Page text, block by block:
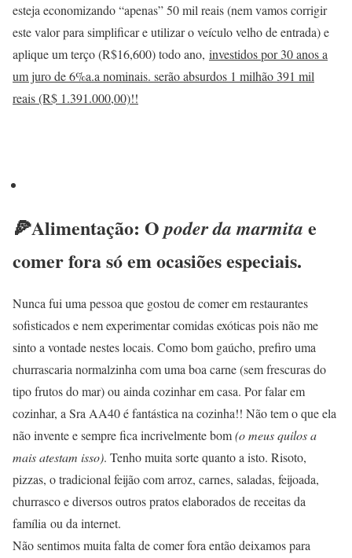
esteja economizando “apenas” 50 mil reais (nem vamos corrigir
este valor para simplificar e utilizar o veículo velho de entrada) e
aplique um terço (R$16,600) todo ano, investidos por 30 anos a
um juro de 6%a.a nominais. serão absurdos 1 milhão 391 mil
reais (R$ 1.391.000,00)!!
🍕Alimentação: Opoder da marmita e
comer fora só em ocasiões especiais.
Nunca fui uma pessoa que gostou de comer em restaurantes
sofisticados e nem experimentar comidas exóticas pois não me
sinto a vontade nestes locais. Como bom gaúcho, prefiro uma
churrascaria normalzinha com uma boa carne (sem frescuras do
tipo frutos do mar) ou ainda cozinhar em casa. Por falar em
cozinhar, a Sra AA40 é fantástica na cozinha!! Não tem o que ela
não invente e sempre fica incrivelmente bom(o meus quilos a
mais atestam isso). Tenho muita sorte quanto a isto. Risoto,
pizzas, o tradicional feijão com arroz, carnes, saladas, feijoada,
churrasco e diversos outros pratos elaborados de receitas da
família ou da internet.
Não sentimos muita falta de comer fora então deixamos para